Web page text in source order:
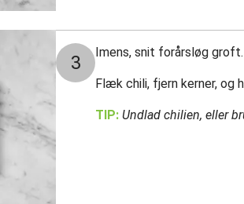
3 Imens, snit forårsløg groft.
Flæk chili, fjern kerner, og
TIP: Undlad chilien, eller